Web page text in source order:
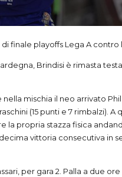
finale playoffs Lega A
Brindisi è rimasta
mischia il neo arrivato
(15 punti e 7 rimbalzi).
la propria stazza fisica
vittoria consecutiva in
per gara 2. Palla a due